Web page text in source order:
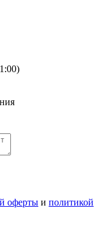
оферты и политикой